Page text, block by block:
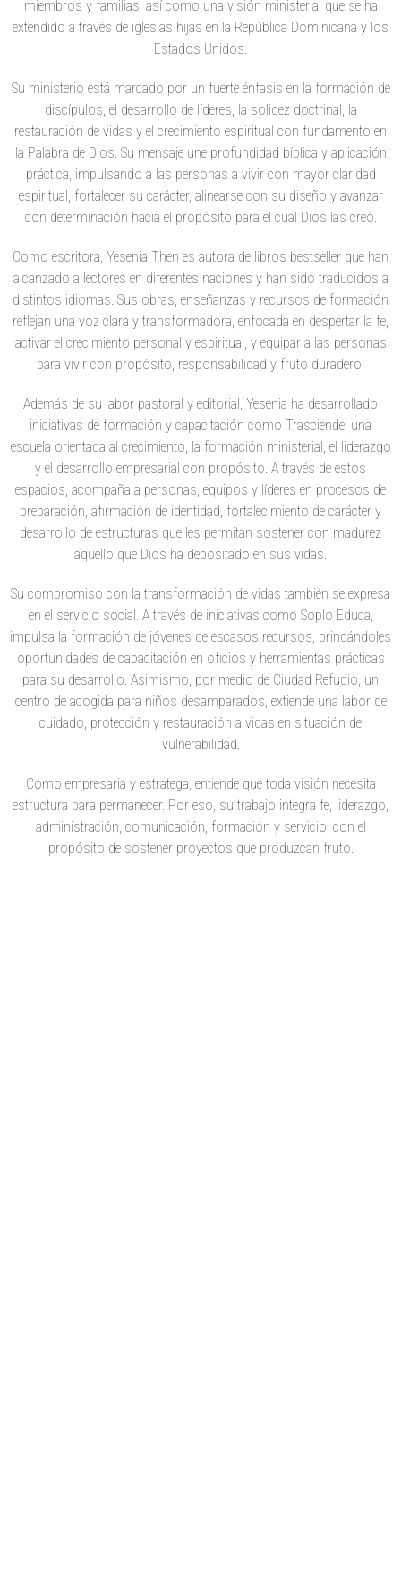
miembros y familias, así como una visión ministerial que se ha
extendido a través de iglesias hijas en la República Dominicana y los
Estados Unidos.
Su ministerio está marcado por un fuerte énfasis en la formación de
discípulos, el desarrollo de líderes, la solidez doctrinal, la
restauración de vidas y el crecimiento espiritual con fundamento en
la Palabra de Dios. Su mensaje une profundidad bíblica y aplicación
práctica, impulsando a las personas a vivir con mayor claridad
espiritual, fortalecer su carácter, alinearse con su diseño y avanzar
con determinación hacia el propósito para el cual Dios las creó.
Como escritora, Yesenia Then es autora de libros bestseller que han
alcanzado a lectores en diferentes naciones y han sido traducidos a
distintos idiomas. Sus obras, enseñanzas y recursos de formación
reflejan una voz clara y transformadora, enfocada en despertar la fe,
activar el crecimiento personal y espiritual, y equipar a las personas
para vivir con propósito, responsabilidad y fruto duradero.
Además de su labor pastoral y editorial, Yesenia ha desarrollado
iniciativas de formación y capacitación como Trasciende, una
escuela orientada al crecimiento, la formación ministerial, el liderazgo
y el desarrollo empresarial con propósito. A través de estos
espacios, acompaña a personas, equipos y líderes en procesos de
preparación, afirmación de identidad, fortalecimiento de carácter y
desarrollo de estructuras que les permitan sostener con madurez
aquello que Dios ha depositado en sus vidas.
Su compromiso con la transformación de vidas también se expresa
en el servicio social. A través de iniciativas como Soplo Educa,
impulsa la formación de jóvenes de escasos recursos, brindándoles
oportunidades de capacitación en oficios y herramientas prácticas
para su desarrollo. Asimismo, por medio de Ciudad Refugio, un
centro de acogida para niños desamparados, extiende una labor de
cuidado, protección y restauración a vidas en situación de
vulnerabilidad.
Como empresaria y estratega, entiende que toda visión necesita
estructura para permanecer. Por eso, su trabajo integra fe, liderazgo,
administración, comunicación, formación y servicio, con el
propósito de sostener proyectos que produzcan fruto.